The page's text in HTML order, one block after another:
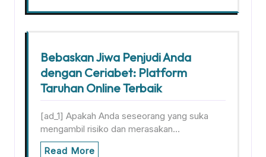
Bebaskan Jiwa Penjudi Anda
dengan Ceriabet: Platform
Taruhan Online Terbaik
[ad_1] Apakah Anda seseorang yang suka
mengambil risiko dan merasakan…
Read More